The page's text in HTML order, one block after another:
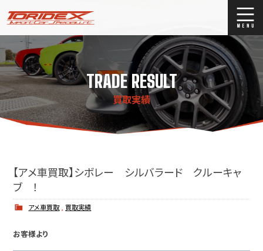
ブログ
Stock list
ストックリスト
買取
TRADE RESULT
買取実績
【アメ車買取】シボレー シルバラード クルーキャ
ブ ！
アメ車買取 買取実績
お客様より